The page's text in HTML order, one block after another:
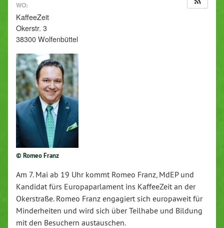
WO:
KaffeeZeit
Okerstr. 3
38300 Wolfenbüttel
© Romeo Franz
Am 7. Mai ab 19 Uhr kommt Romeo Franz, MdEP und
Kandidat fürs Europaparlament ins KaffeeZeit an der
Okerstraße. Romeo Franz engagiert sich europaweit für
Minderheiten und wird sich über Teilhabe und Bildung
mit den Besuchern austauschen.